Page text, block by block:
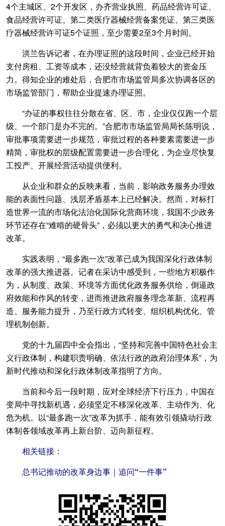
4个主城区、2个开发区，办齐营业执照、药品经营许可证、
食品经营许可证、第二类医疗器械经营备案凭证、第三类医
疗器械经营许可证5个证照，至少需要2至3个月时间。
洪兰告诉记者，在办理证照的这段时间，企业已经开始
支付房租、工资等成本，还没经营就背负着较大的资金压
力。得知企业的难处后，合肥市市场监管局多次协调各区的
市场监管部门，帮助企业提速办理证照。
“办证的事权往往分散在省、区、市，企业仅仅跑一个层
级、一个部门是办不完的。”合肥市市场监管局局长陈明说，
审批事项需要进一步规范，审批过程的各种要素需要进一步
精简，审批权的层级配置需要进一步合理化，为企业尽快复
工投产、开展经营活动提供便利。
从企业和群众的反映来看，当前，影响政务服务办理效
能的表面性问题、浅层矛盾基本上已经解决。然而，对标打
造世界一流的市场化法治化国际化营商环境，我国不少政务
环节还存在“难啃的硬骨头”，必须以更大的勇气和决心推进
改革。
实践表明，“最多跑一次”改革已成为我国深化行政体制
改革的强大推进器。记者在采访中感受到，一些地方积极作
为，从制度、政策、环境等方面优化政务服务供给，倒逼政
府效能和作风的转变，进而推进政府服务理念革新、流程再
造、服务能力提升，乃至行政方式转变、组织机构优化、管
理机制创新。
党的十九届四中全会指出，“坚持和完善中国特色社会主
义行政体制，构建职责明确、依法行政的政府治理体系”，为
新时代推动和深化行政体制改革指明了方向。
当前和今后一段时期，应对全球经济下行压力，中国在
变局中寻找新机遇，必须坚定不移深化改革、主动作为、化
危为机。以“最多跑一次”改革为抓手，能有效引领撬动行政
体制各领域改革再上新台阶、迈向新征程。
相关链接：
总书记推动的改革身边事｜追问“一件事”